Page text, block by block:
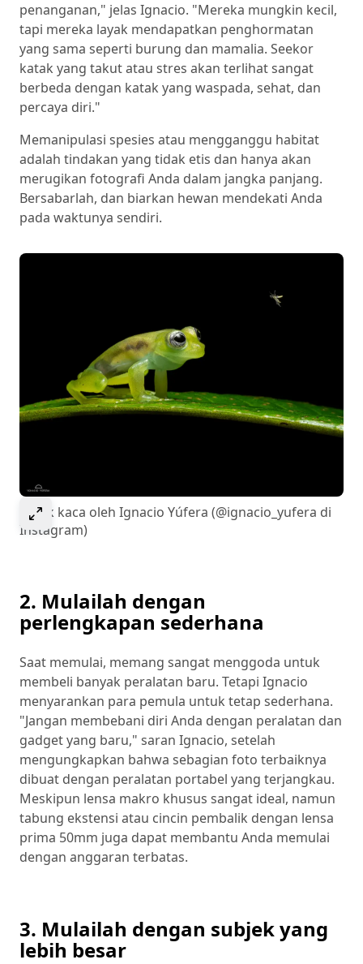
penanganan," jelas Ignacio. "Mereka mungkin kecil,
tapi mereka layak mendapatkan penghormatan
yang sama seperti burung dan mamalia. Seekor
katak yang takut atau stres akan terlihat sangat
berbeda dengan katak yang waspada, sehat, dan
percaya diri."
Memanipulasi spesies atau mengganggu habitat
adalah tindakan yang tidak etis dan hanya akan
merugikan fotografi Anda dalam jangka panjang.
Bersabarlah, dan biarkan hewan mendekati Anda
pada waktunya sendiri.
Select to expand image
Katak kaca oleh Ignacio Yúfera (@ignacio_yufera di
Instagram)
2. Mulailah dengan
perlengkapan sederhana
Saat memulai, memang sangat menggoda untuk
membeli banyak peralatan baru. Tetapi Ignacio
menyarankan para pemula untuk tetap sederhana.
"Jangan membebani diri Anda dengan peralatan dan
gadget yang baru," saran Ignacio, setelah
mengungkapkan bahwa sebagian foto terbaiknya
dibuat dengan peralatan portabel yang terjangkau.
Meskipun lensa makro khusus sangat ideal, namun
tabung ekstensi atau cincin pembalik dengan lensa
prima 50mm juga dapat membantu Anda memulai
dengan anggaran terbatas.
3. Mulailah dengan subjek yang
lebih besar